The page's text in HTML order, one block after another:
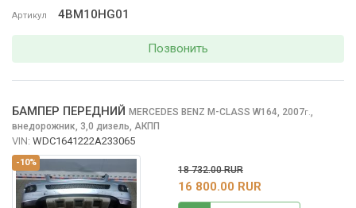
Артикул 4BM10HG01
Позвонить
-10%
БАМПЕР ПЕРЕДНИЙ MERCEDES BENZ M-CLASS W164, 2007г.,
внедорожник, 3,0 дизель, АКПП
VIN: WDC1641222A233065
18 732.00 RUR
16 800.00 RUR